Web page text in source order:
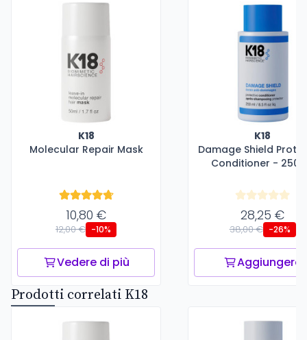
K18
Molecular Repair Mask
10,80 €
12,00 € -10%
Vedere di più
K18
Damage Shield
Conditioner - 250
28,25 €
38,00 € -26%
Aggiungere
Prodotti correlati K18